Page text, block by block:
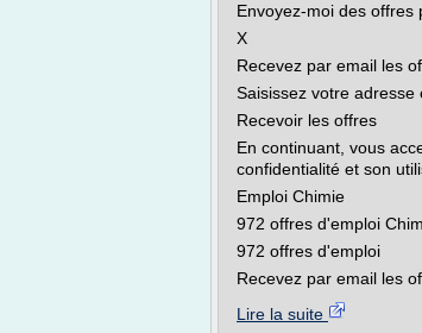
Envoyez-moi des offres
X
Recevez par email les
Saisissez votre adresse
Recevoir les offres
En continuant, vous
confidentialité et son
Emploi Chimie
972 offres d'emploi
972 offres d'emploi
Recevez par email les
Lire la suite